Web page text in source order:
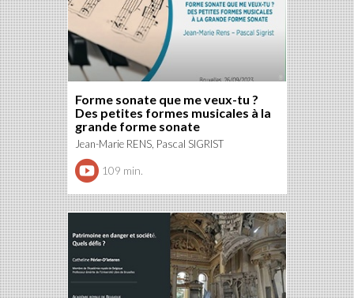
Forme sonate que me veux-tu ?
Des petites formes musicales à la
grande forme sonate
Jean-Marie RENS, Pascal SIGRIST
109 min.